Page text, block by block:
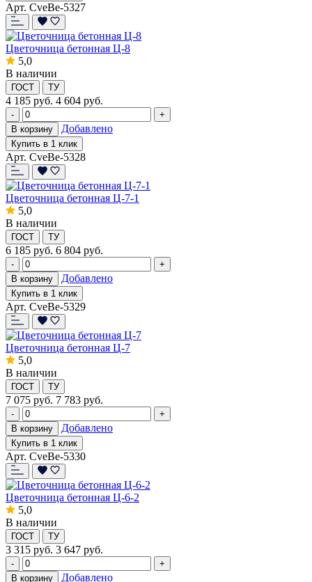
Арт. CveBe-5327
Цветочница бетонная Ц-8
5,0
В наличии
ГОСТ ТУ
4 185 руб. 4 604 руб.
-
+
В корзину
Добавлено
Купить в 1 клик
Арт. CveBe-5328
Цветочница бетонная Ц-7-1
5,0
В наличии
ГОСТ ТУ
6 185 руб. 6 804 руб.
-
+
В корзину
Добавлено
Купить в 1 клик
Арт. CveBe-5329
Цветочница бетонная Ц-7
5,0
В наличии
ГОСТ ТУ
7 075 руб. 7 783 руб.
-
+
В корзину
Добавлено
Купить в 1 клик
Арт. CveBe-5330
Цветочница бетонная Ц-6-2
5,0
В наличии
ГОСТ ТУ
3 315 руб. 3 647 руб.
-
+
В корзину
Добавлено